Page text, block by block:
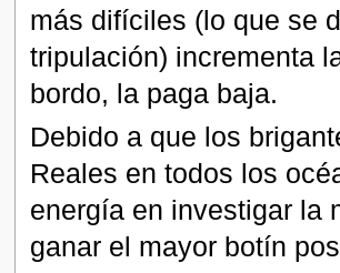
más difíciles (lo que se
tripulación) incrementa
bordo, la paga baja.
Debido a que los
Reales en todos los
energía en investigar la
ganar el mayor botín